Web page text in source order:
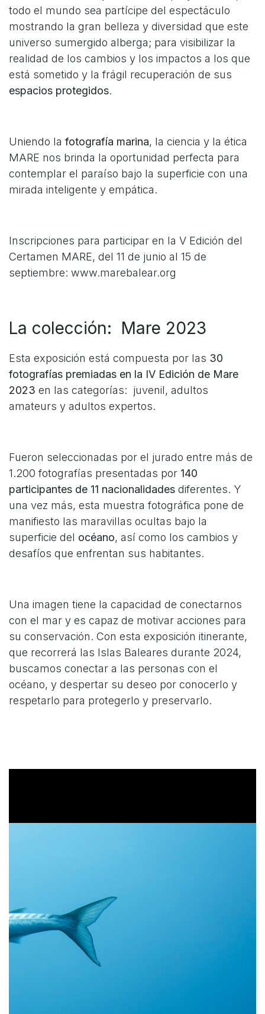
todo el mundo sea partícipe del espectáculo
mostrando la gran belleza y diversidad que este
universo sumergido alberga; para visibilizar la
realidad de los cambios y los impactos a los que
está sometido y la frágil recuperación de sus
espacios protegidos.
Uniendo la fotografía marina, la ciencia y la ética
MARE nos brinda la oportunidad perfecta para
contemplar el paraíso bajo la superficie con una
mirada inteligente y empática.
Inscripciones para participar en la V Edición del
Certamen MARE, del 11 de junio al 15 de
septiembre: www.marebalear.org
La colección: Mare 2023
Esta exposición está compuesta por las 30
fotografías premiadas en la IV Edición de Mare
2023 en las categorías: juvenil, adultos
amateurs y adultos expertos.
Fueron seleccionadas por el jurado entre más de
1.200 fotografías presentadas por 140
participantes de 11 nacionalidades diferentes. Y
una vez más, esta muestra fotográfica pone de
manifiesto las maravillas ocultas bajo la
superficie del océano, así como los cambios y
desafíos que enfrentan sus habitantes.
Una imagen tiene la capacidad de conectarnos
con el mar y es capaz de motivar acciones para
su conservación. Con esta exposición itinerante,
que recorrerá las Islas Baleares durante 2024,
buscamos conectar a las personas con el
océano, y despertar su deseo por conocerlo y
respetarlo para protegerlo y preservarlo.